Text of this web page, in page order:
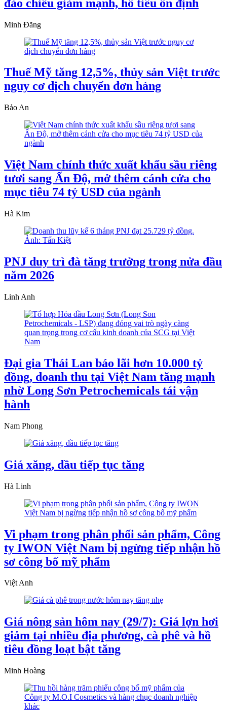
đảo chiều giảm mạnh, hồ tiêu ổn định
Minh Đăng
Thuế Mỹ tăng 12,5%, thủy sản Việt trước
nguy cơ dịch chuyển đơn hàng
Bảo An
Việt Nam chính thức xuất khẩu sầu riêng
tươi sang Ấn Độ, mở thêm cánh cửa cho
mục tiêu 74 tỷ USD của ngành
Hà Kim
PNJ duy trì đà tăng trưởng trong nửa đầu
năm 2026
Linh Anh
Đại gia Thái Lan báo lãi hơn 10.000 tỷ
đồng, doanh thu tại Việt Nam tăng mạnh
nhờ Long Sơn Petrochemicals tái vận
hành
Nam Phong
Giá xăng, dầu tiếp tục tăng
Hà Linh
Vi phạm trong phân phối sản phẩm, Công
ty IWON Việt Nam bị ngừng tiếp nhận hồ
sơ công bố mỹ phẩm
Việt Anh
Giá nông sản hôm nay (29/7): Giá lợn hơi
giảm tại nhiều địa phương, cà phê và hồ
tiêu đồng loạt bật tăng
Minh Hoàng